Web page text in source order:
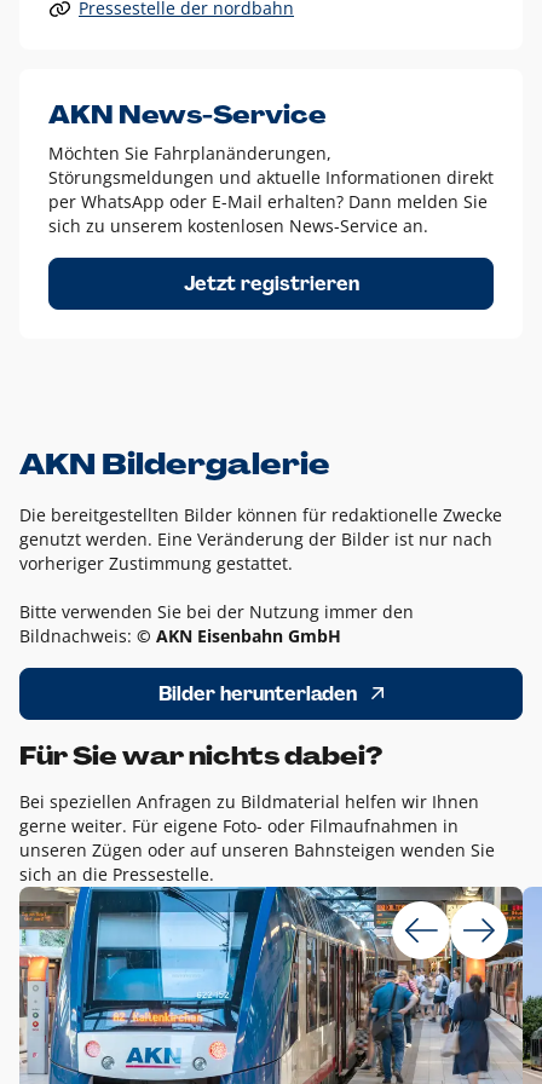
Alle anderen Logo-Varianten dürfen nur in Ausnahmefällen
Diese Ausnahmen sind zum Beispiel:
dem AKN Blau,
weißes Logo auf Fotohintergründen,
schwarzes Logo für reine Schwarz-Weiß-Umsetzungen
Um das Logo herum muss ein Schutzraum von jeweils einer
Höhe bzw. Breite des N aus AKN in alle Richtungen
Pressestelle der nordbahn
AKN News-Service
Möchten Sie Fahrplanänderungen,
Störungsmeldungen und aktuelle Informationen direkt
per WhatsApp oder E-Mail erhalten? Dann melden Sie
sich zu unserem kostenlosen News-Service an.
Jetzt registrieren
AKN Bildergalerie
Die bereitgestellten Bilder können für redaktionelle Zwecke
genutzt werden. Eine Veränderung der Bilder ist nur nach
vorheriger Zustimmung gestattet.
Bitte verwenden Sie bei der Nutzung immer den
Bildnachweis: © AKN Eisenbahn GmbH
Bilder herunterladen
Für Sie war nichts dabei?
Bei speziellen Anfragen zu Bildmaterial helfen wir Ihnen
gerne weiter. Für eigene Foto- oder Filmaufnahmen in
unseren Zügen oder auf unseren Bahnsteigen wenden Sie
sich an die Pressestelle.